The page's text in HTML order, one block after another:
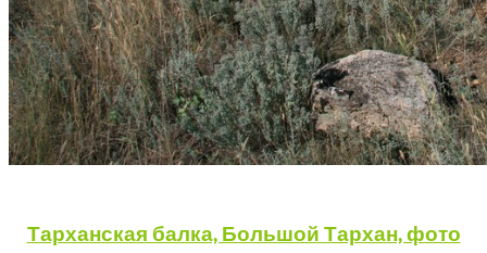
Тарханская балка, Большой Тархан, фото